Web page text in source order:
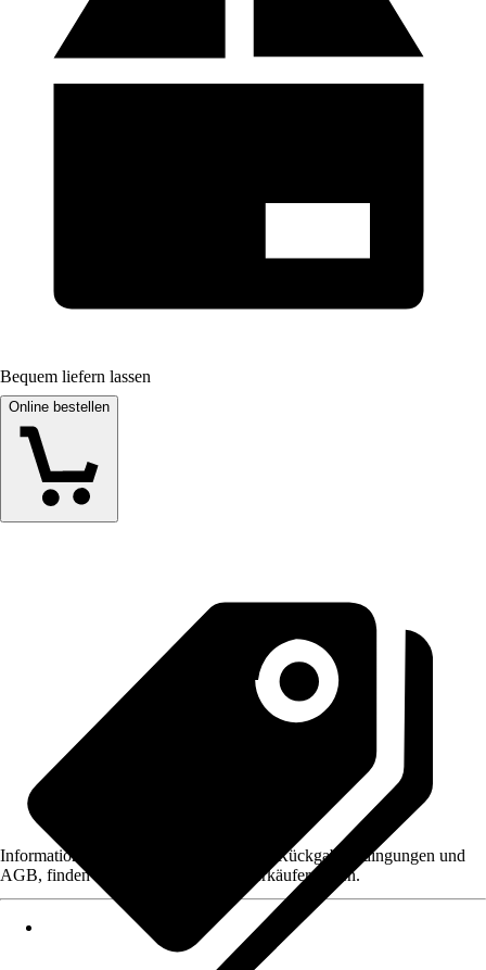
Bequem liefern lassen
Online bestellen
Informationen des Verkäufers, wie z. B. Rückgabebedingungen und
AGB, finden Sie bei Klick auf den Verkäufernamen.